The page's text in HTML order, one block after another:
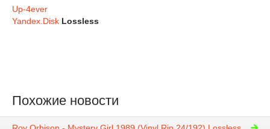
Up-4ever
Yandex.Disk Lossless
Похожие новости